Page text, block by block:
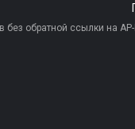
без обратной ссылки на